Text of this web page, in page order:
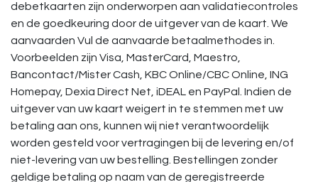
debetkaarten zijn onderworpen aan validatiecontroles
en de goedkeuring door de uitgever van de kaart. We
aanvaarden Vul de aanvaarde betaalmethodes in.
Voorbeelden zijn Visa, MasterCard, Maestro,
Bancontact/Mister Cash, KBC Online/CBC Online, ING
Homepay, Dexia Direct Net, iDEAL en PayPal. Indien de
uitgever van uw kaart weigert in te stemmen met uw
betaling aan ons, kunnen wij niet verantwoordelijk
worden gesteld voor vertragingen bij de levering en/of
niet-levering van uw bestelling. Bestellingen zonder
geldige betaling op naam van de geregistreerde